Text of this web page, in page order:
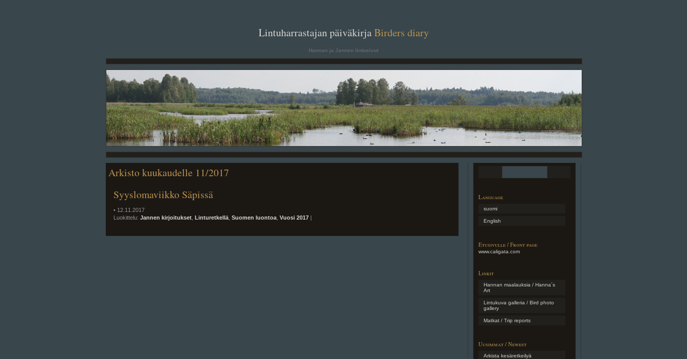
Lintuharrastajan päiväkirjaBirders diary. .
Hannan ja Jannen lintusivut
Arkisto kuukaudelle 11/2017
Syyslomaviikko Säpissä
• 12.11.2017
Luokittelu: Jannen kirjoitukset Linturetkellä Suomen luontoa Vuosi 2017 |
Language
suomi
English
Etusivulle / Front page
www.caligata.com
Linkit
Hannan maalauksia / Hanna´s
Art
Lintukuva galleria / Bird photo
gallery
Matkat / Trip reports
Uusimmat / Newest
Arkista kesäretkeilyä